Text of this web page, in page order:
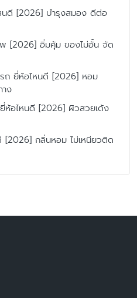
นดี [2026] บำรุงสมอง ดีต่อ
พ [2026] อิ่มคุ้ม ของไม่อั้น จัด
ถ ยี่ห้อไหนดี [2026] หอม
ง
ห้อไหนดี [2026] ผิวสวยเด้ง
[2026] กลิ่นหอม ไม่เหนียวติด